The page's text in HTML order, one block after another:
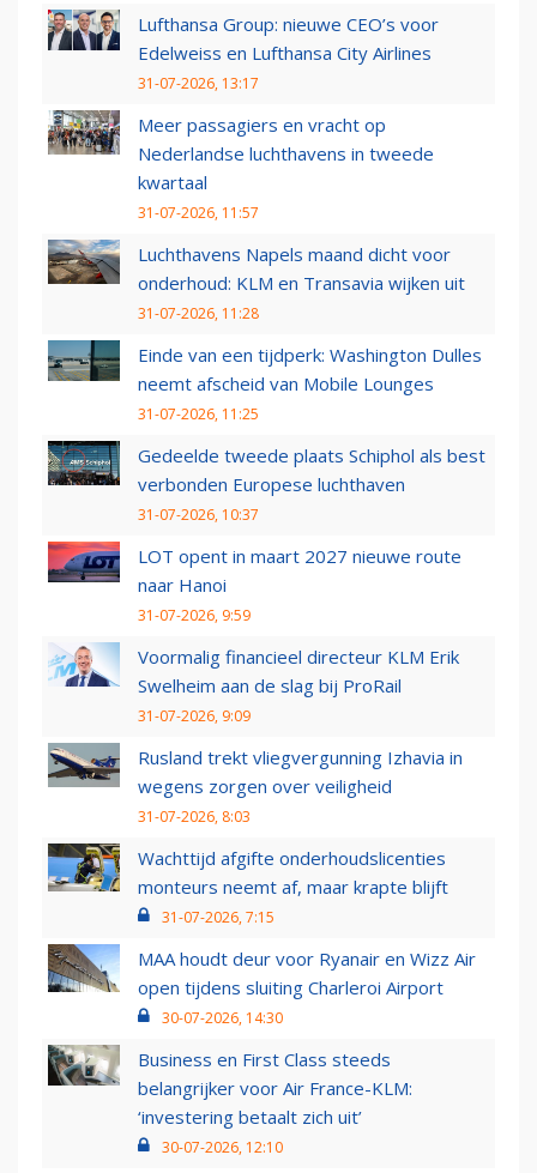
Lufthansa Group: nieuwe CEO’s voor
Edelweiss en Lufthansa City Airlines
31-07-2026, 13:17
Meer passagiers en vracht op
Nederlandse luchthavens in tweede
kwartaal
31-07-2026, 11:57
Luchthavens Napels maand dicht voor
onderhoud: KLM en Transavia wijken uit
31-07-2026, 11:28
Einde van een tijdperk: Washington Dulles
neemt afscheid van Mobile Lounges
31-07-2026, 11:25
Gedeelde tweede plaats Schiphol als best
verbonden Europese luchthaven
31-07-2026, 10:37
LOT opent in maart 2027 nieuwe route
naar Hanoi
31-07-2026, 9:59
Voormalig financieel directeur KLM Erik
Swelheim aan de slag bij ProRail
31-07-2026, 9:09
Rusland trekt vliegvergunning Izhavia in
wegens zorgen over veiligheid
31-07-2026, 8:03
Wachttijd afgifte onderhoudslicenties
monteurs neemt af, maar krapte blijft
31-07-2026, 7:15
MAA houdt deur voor Ryanair en Wizz Air
open tijdens sluiting Charleroi Airport
30-07-2026, 14:30
Business en First Class steeds
belangrijker voor Air France-KLM:
‘investering betaalt zich uit’
30-07-2026, 12:10